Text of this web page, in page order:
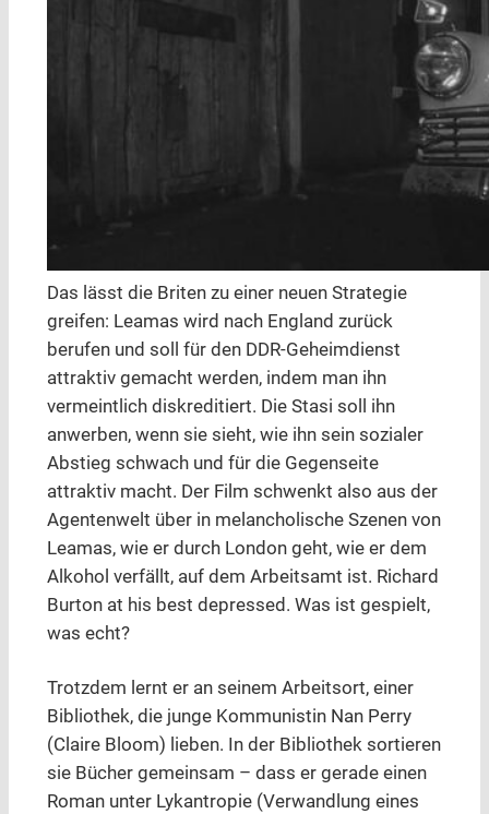
Das lässt die Briten zu einer neuen Strategie
greifen: Leamas wird nach England zurück
berufen und soll für den DDR-Geheimdienst
attraktiv gemacht werden, indem man ihn
vermeintlich diskreditiert. Die Stasi soll ihn
anwerben, wenn sie sieht, wie ihn sein sozialer
Abstieg schwach und für die Gegenseite
attraktiv macht. Der Film schwenkt also aus der
Agentenwelt über in melancholische Szenen von
Leamas, wie er durch London geht, wie er dem
Alkohol verfällt, auf dem Arbeitsamt ist. Richard
Burton at his best depressed. Was ist gespielt,
was echt?
Trotzdem lernt er an seinem Arbeitsort, einer
Bibliothek, die junge Kommunistin Nan Perry
(Claire Bloom) lieben. In der Bibliothek sortieren
sie Bücher gemeinsam – dass er gerade einen
Roman unter Lykantropie (Verwandlung eines